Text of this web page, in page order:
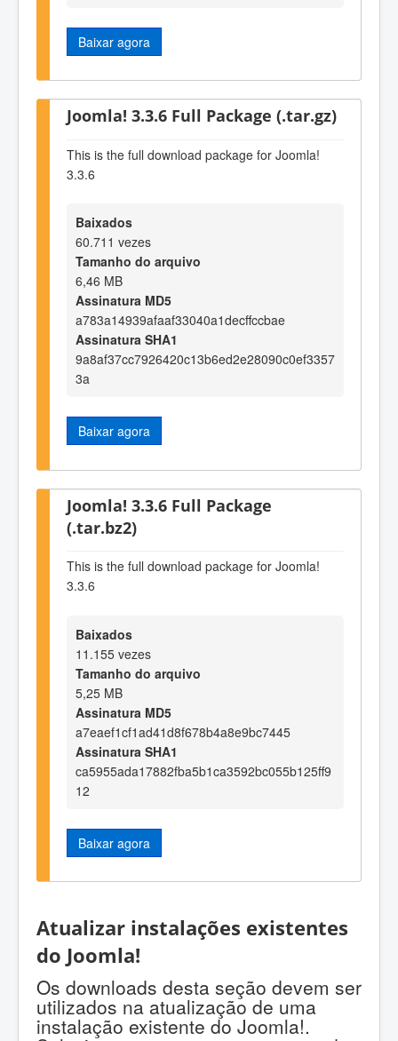
Baixar agora
Joomla! 3.3.6 Full Package (.tar.gz)
This is the full download package for Joomla!
3.3.6
Baixados
60.711 vezes
Tamanho do arquivo
6,46 MB
Assinatura MD5
a783a14939afaaf33040a1decffccbae
Assinatura SHA1
9a8af37cc7926420c13b6ed2e28090c0ef3357
3a
Baixar agora
Joomla! 3.3.6 Full Package
(.tar.bz2)
This is the full download package for Joomla!
3.3.6
Baixados
11.155 vezes
Tamanho do arquivo
5,25 MB
Assinatura MD5
a7eaef1cf1ad41d8f678b4a8e9bc7445
Assinatura SHA1
ca5955ada17882fba5b1ca3592bc055b125ff9
12
Baixar agora
Atualizar instalações existentes
do Joomla!
Os downloads desta seção devem ser
utilizados na atualização de uma
instalação existente do Joomla!.